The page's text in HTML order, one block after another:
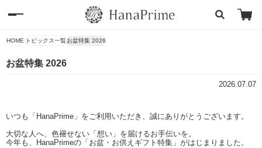
HOME トピックス一覧お盆特集 2026
お盆特集 2026
2026.07.07
いつも「HanaPrime」をご利用いただき、誠にありがとうございます。
大切な人へ、色褪せない「想い」を届けるお手伝いを。
今年も、HanaPrimeの「お盆・お供えギフト特集」がはじまりました。